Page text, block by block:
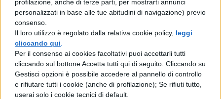
profilazione, anche di terze parti, per mostrarti annunci
personalizzati in base alle tue abitudini di navigazione) previo
consenso.
Il loro utilizzo è regolato dalla relativa cookie policy, leggi
cliccando qui
Per il consenso ai cookies facoltativi puoi accettarli tutti
cliccando sul bottone Accetta tutti qui di seguito. Cliccando su
Gestisci opzioni è possibile accedere al pannello di controllo
e rifiutare tutti i cookie (anche di profilazione); Se rifiuti tutto,
userai solo i cookie tecnici di default.
all’università per inseguire ilsogno di
diventare criminologa
Federica Sciarelli, conduttrice di Chi l’ha
visto, suo grande punto di riferimento). Ilary
ci dimostra di essere una donna coraggiosa
e determinata, sempre pronta ad affrontare